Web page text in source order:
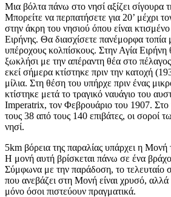
Μια βόλτα πάνω στο νησί αξίζει σίγουρα
Μπορείτε να περπατήσετε για 20’ μέχρι
στην άκρη του νησιού όπου είναι
Ειρήνης. Θα διασχίσετε πανέμορφα τοπία
υπέροχους κολπίσκους. Στην Αγία Ειρήνη
ξωκλήσι με την απέραντη θέα στο
εκεί σήμερα κτίστηκε πριν την κατοχή
μίλια. Στη θέση του υπήρχε πριν ένας
κτίστηκε μετά το τραγικό ναυάγιο του
Imperatrix, τον Φεβρουάριο του 1907. Στο
τους 38 από τους 140 επιβάτες, οι σοροί
νησί.
5km βόρεια της παραλίας υπάρχει η
Η μονή αυτή βρίσκεται πάνω σε ένα
Σύμφωνα με την παράδοση, το τελευταίο
που ανεβάζει στη Μονή είναι χρυσό,
μόνο όσοι πιστεύουν πραγματικά.